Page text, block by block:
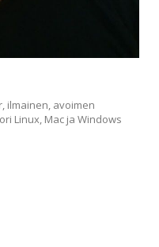
ilmainen, avoimen
Linux, Mac ja Windows